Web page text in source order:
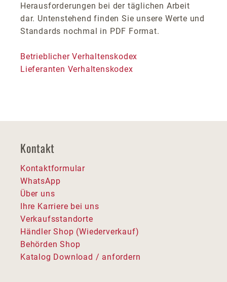
Herausforderungen bei der täglichen Arbeit
dar. Untenstehend finden Sie unsere Werte und
Standards nochmal in PDF Format.
Betrieblicher Verhaltenskodex
Lieferanten Verhaltenskodex
Kontakt
Kontaktformular
WhatsApp
Über uns
Ihre Karriere bei uns
Verkaufsstandorte
Händler Shop (Wiederverkauf)
Behörden Shop
Katalog Download / anfordern